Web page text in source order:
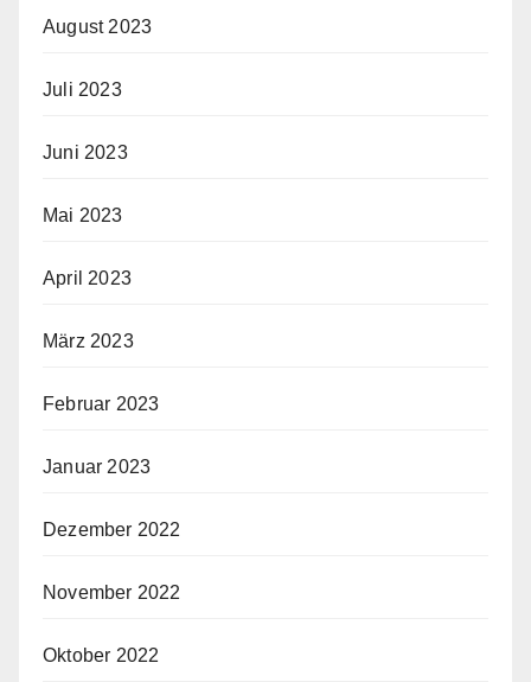
August 2023
Juli 2023
Juni 2023
Mai 2023
April 2023
März 2023
Februar 2023
Januar 2023
Dezember 2022
November 2022
Oktober 2022